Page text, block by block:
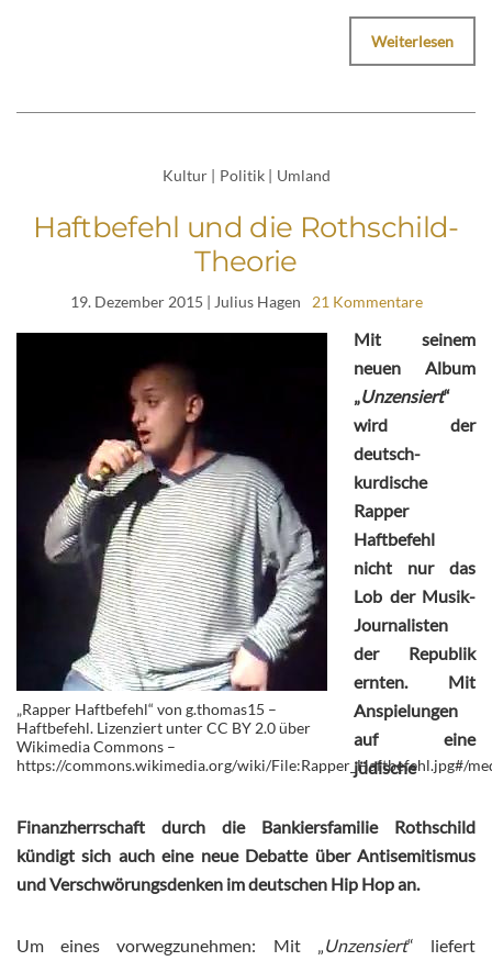
Weiterlesen
Kultur | Politik | Umland
Haftbefehl und die Rothschild-
Theorie
19. Dezember 2015 | Julius Hagen 21 Kommentare
„Rapper Haftbefehl“ von g.thomas15 –
Haftbefehl. Lizenziert unter CC BY 2.0 über
Wikimedia Commons –
https://commons.wikimedia.org/wiki/File:Rapper_Haftbefehl.jpg#/
Mit seinem
neuen Album
„Unzensiert“
wird der
deutsch-
kurdische
Rapper
Haftbefehl
nicht nur das
Lob der Musik-
Journalisten
der Republik
ernten. Mit
Anspielungen
auf eine
jüdische
Finanzherrschaft durch die Bankiersfamilie Rothschild
kündigt sich auch eine neue Debatte über Antisemitismus
und Verschwörungsdenken im deutschen Hip Hop an.
Um eines vorwegzunehmen: Mit „ Unzensiert“ liefert